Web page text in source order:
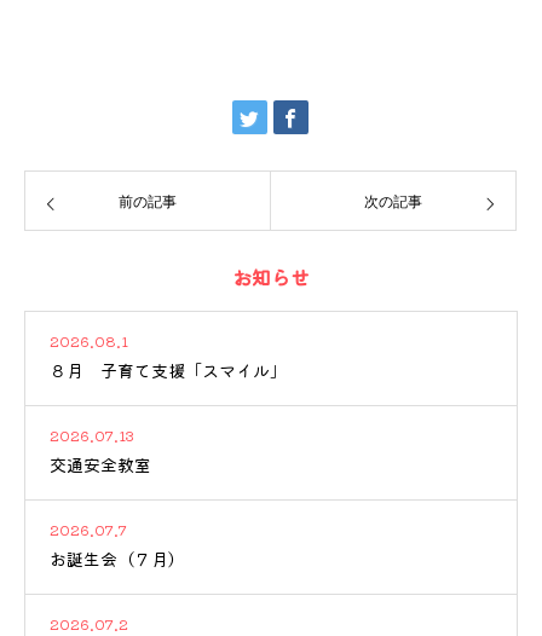
前の記事 次の記事
お知らせ
2026.08.1
８月 子育て支援「スマイル」
2026.07.13
交通安全教室
2026.07.7
お誕生会（７月）
2026.07.2